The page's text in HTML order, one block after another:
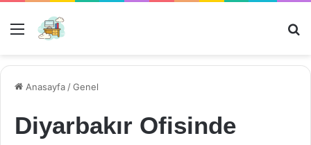
Menü
Anasayfa /Genel
Diyarbakır Ofisinde